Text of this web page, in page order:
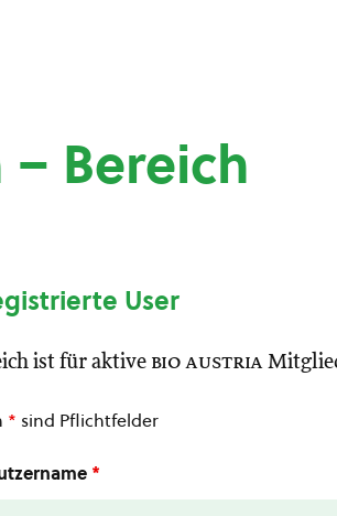
Bereich
User
ist für aktive bio austria
* sind Pflichtfelder
*